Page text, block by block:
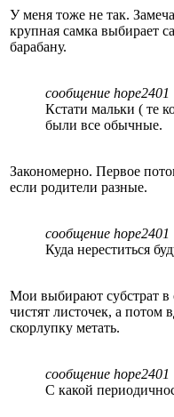
У меня тоже не так.
крупная самка выбирает
барабану.
сообщение hope2401
Кстати мальки ( те
были все обычные.
Закономерно. Первое
если родители разные.
сообщение hope2401
Куда нереститься
Мои выбирают субстрат
чистят листочек, а потом
скорлупку метать.
сообщение hope2401
С какой